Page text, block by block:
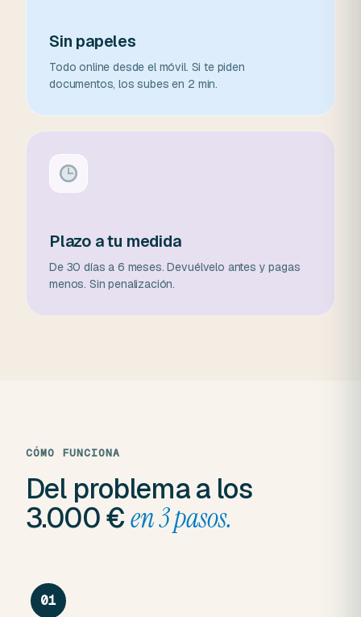
Sin papeles
Todo online desde el móvil. Si te piden
documentos, los subes en 2 min.
Plazo a tu medida
De 30 días a 6 meses. Devuélvelo antes y pagas
menos. Sin penalización.
CÓMO FUNCIONA
Del problema a los
3.000 €en 3 pasos.
01